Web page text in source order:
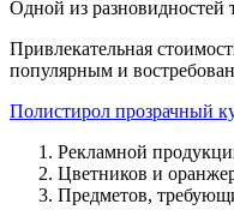
Одной из разновидностей
Привлекательная
популярным и
Полистирол прозрачный
Рекламной
Цветников и
Предметов,